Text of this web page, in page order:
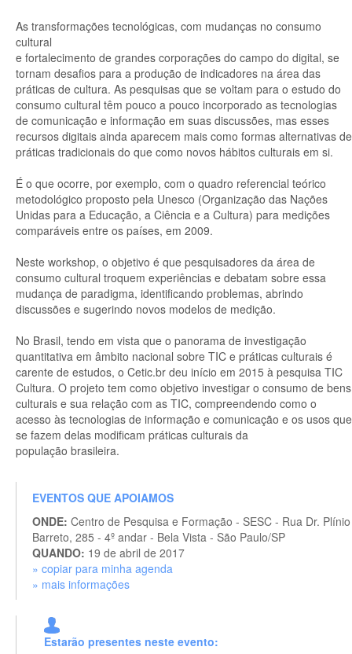
As transformações tecnológicas, com mudanças no consumo
cultural
e fortalecimento de grandes corporações do campo do digital, se
tornam desafios para a produção de indicadores na área das
práticas de cultura. As pesquisas que se voltam para o estudo do
consumo cultural têm pouco a pouco incorporado as tecnologias
de comunicação e informação em suas discussões, mas esses
recursos digitais ainda aparecem mais como formas alternativas de
práticas tradicionais do que como novos hábitos culturais em si.
É o que ocorre, por exemplo, com o quadro referencial teórico
metodológico proposto pela Unesco (Organização das Nações
Unidas para a Educação, a Ciência e a Cultura) para medições
comparáveis entre os países, em 2009.
Neste workshop, o objetivo é que pesquisadores da área de
consumo cultural troquem experiências e debatam sobre essa
mudança de paradigma, identificando problemas, abrindo
discussões e sugerindo novos modelos de medição.
No Brasil, tendo em vista que o panorama de investigação
quantitativa em âmbito nacional sobre TIC e práticas culturais é
carente de estudos, o Cetic.br deu início em 2015 à pesquisa TIC
Cultura. O projeto tem como objetivo investigar o consumo de bens
culturais e sua relação com as TIC, compreendendo como o
acesso às tecnologias de informação e comunicação e os usos que
se fazem delas modificam práticas culturais da
população brasileira.
EVENTOS QUE APOIAMOS
ONDE: Centro de Pesquisa e Formação - SESC - Rua Dr. Plínio
Barreto, 285 - 4º andar - Bela Vista - São Paulo/SP
QUANDO: 19 de abril de 2017
» copiar para minha agenda
» mais informações
Estarão presentes neste evento: